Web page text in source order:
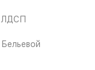
ЛДСП
Бельевой